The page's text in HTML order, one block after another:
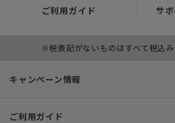
ご利用ガイド サ
※税表記がないものはすべて税込
キャンペーン情報
ご利用ガイド